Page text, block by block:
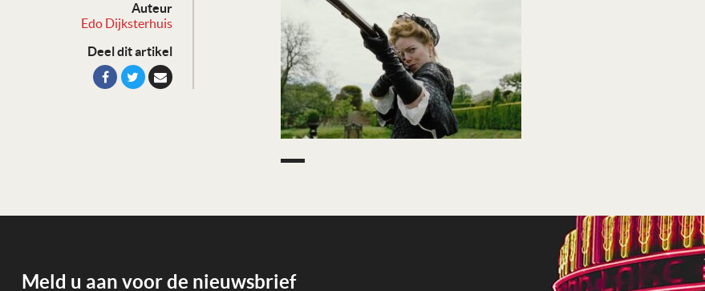
Auteur
Edo Dijksterhuis
Deel dit artikel
Meld u aan voor de nieuwsbrief